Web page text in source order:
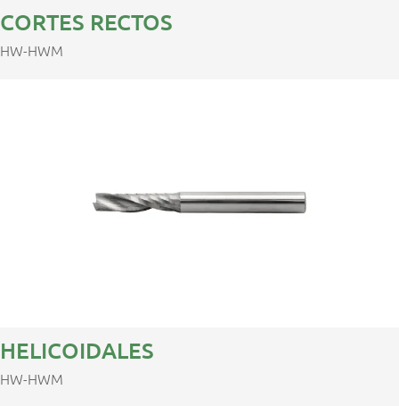
CORTES RECTOS
HW-HWM
HELICOIDALES
HW-HWM